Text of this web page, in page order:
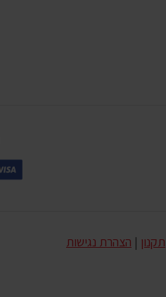
תקנון | הצהרת נגישות